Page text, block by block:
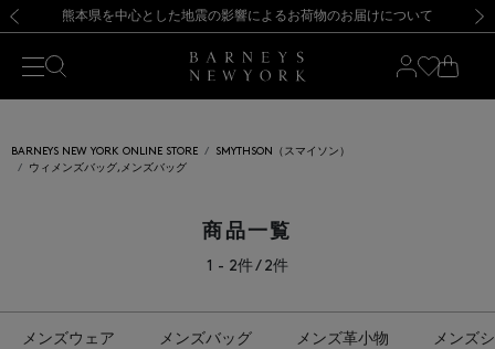
新規登録のお客様も対象！＜MY BARNEYS＞会員のお客様は11,000円（税込）以上のお買上げで常時送料無料！お買い物の際は会員登録を！
【夏季休業に伴う返品・交換承り一時停止のお知らせ】（2026.8.5）
熊本県を中心とした地震の影響によるお荷物のお届けについて
【開催中】SUMMER SALEのご案内・ご注意事項 新規登録のお客様も対象！＜MY BARNEYS＞会員のお客様は11,000円（税込）以上のお買上げで常時送料無料！お買い物の際は会員登録を！
【夏季休業に伴う返品・交換承り一時停止のお知らせ】（2026.8.5）
BARNEYS NEW YORK ONLINE STORE
SMYTHSON（スマイソン）
ウィメンズバッグ,メンズバッグ
商品一覧
1 - 2件 / 2件
メンズウェア メンズバッグ メンズ革小物 メンズ